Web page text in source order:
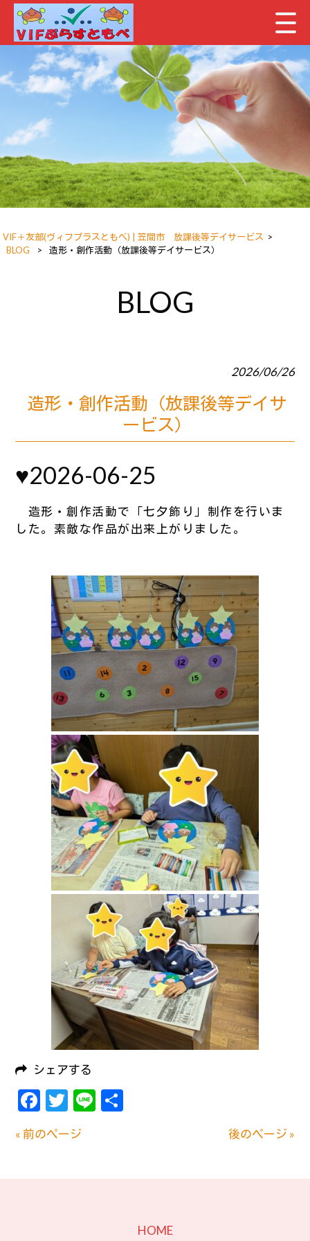
VIF＋友部(ヴィフプラスともべ) | 笠間市 放課後等デイサービス >
BLOG
> 造形・創作活動（放課後等デイサービス）
BLOG
2026/06/26
造形・創作活動（放課後等デイサ
ービス）
♥2026-06-25
造形・創作活動で「七夕飾り」制作を行いま
した。素敵な作品が出来上がりました。
シェアする
Facebook
Twitter
Line
« 前のページ 後のページ »
HOME